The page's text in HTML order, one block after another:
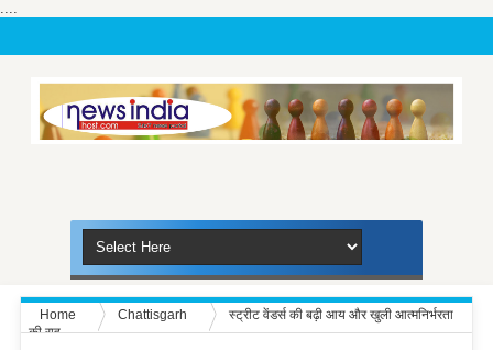
....
Home Chattisgarh
स्ट्रीट वेंडर्स की बढ़ी आय और खुली आत्मनिर्भरता
की राह